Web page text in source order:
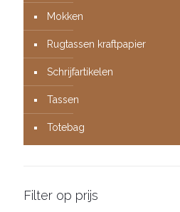
Mokken
Rugtassen kraftpapier
Schrijfartikelen
Tassen
Totebag
Filter op prijs